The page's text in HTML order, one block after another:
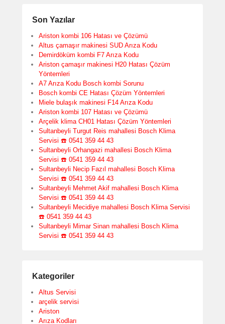
Son Yazılar
Ariston kombi 106 Hatası ve Çözümü
Altus çamaşır makinesi SUD Arıza Kodu
Demirdöküm kombi F7 Arıza Kodu
Ariston çamaşır makinesi H20 Hatası Çözüm
Yöntemleri
A7 Arıza Kodu Bosch kombi Sorunu
Bosch kombi CE Hatası Çözüm Yöntemleri
Miele bulaşık makinesi F14 Arıza Kodu
Ariston kombi 107 Hatası ve Çözümü
Arçelik klima CH01 Hatası Çözüm Yöntemleri
Sultanbeyli Turgut Reis mahallesi Bosch Klima
Servisi ☎️ 0541 359 44 43
Sultanbeyli Orhangazi mahallesi Bosch Klima
Servisi ☎️ 0541 359 44 43
Sultanbeyli Necip Fazıl mahallesi Bosch Klima
Servisi ☎️ 0541 359 44 43
Sultanbeyli Mehmet Akif mahallesi Bosch Klima
Servisi ☎️ 0541 359 44 43
Sultanbeyli Mecidiye mahallesi Bosch Klima Servisi
☎️ 0541 359 44 43
Sultanbeyli Mimar Sinan mahallesi Bosch Klima
Servisi ☎️ 0541 359 44 43
Kategoriler
Altus Servisi
arçelik servisi
Ariston
Arıza Kodları